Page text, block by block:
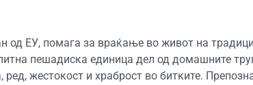
од ЕУ, помага за враќање во живот на
пешадиска единица дел од домашните
ред, жестокост и храброст во битките.